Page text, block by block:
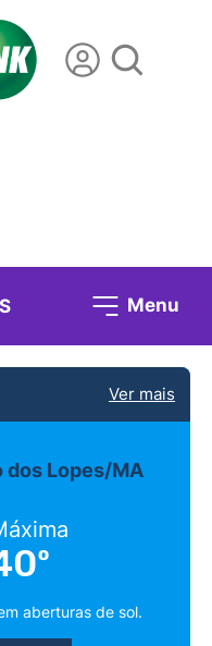
Menu
Ver mais
dos Lopes/MA
aberturas de sol.